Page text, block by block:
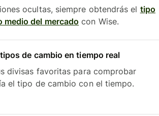
ocultas, siempre obtendrás el tipo
medio del mercado con Wise.
de cambio en tiempo real
divisas favoritas para comprobar
el tipo de cambio con el tiempo.